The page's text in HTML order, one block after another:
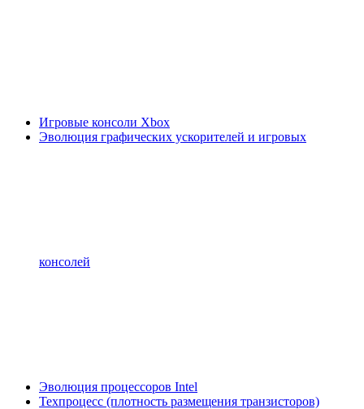
Игровые консоли Xbox
Эволюция графических ускорителей и игровых
консолей
Эволюция процессоров Intel
Техпроцесс (плотность размещения транзисторов)